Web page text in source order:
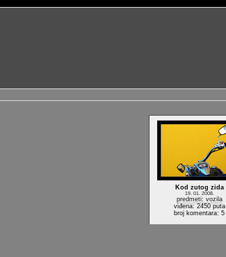
Kod zutog zida
19. 01. 2008.
predmeti: vozila
viđena: 2450 puta
broj komentara: 5